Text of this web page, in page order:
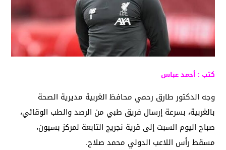
كتب : أحمد عباس
وجه الدكتور طارق رحمي محافظ الغربية مديرية الصحة
بالغربية، بسرعة إرسال فريق طبي من الرصد والطب الوقائي،
صباح اليوم السبت إلى قرية نجريج التابعة لمركز بسيون،
مسقط رأس اللاعب الدولي محمد صلاح.